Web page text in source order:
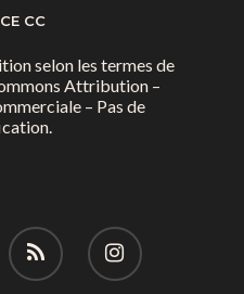
CC
selon les termes de
Attribution –
– Pas de